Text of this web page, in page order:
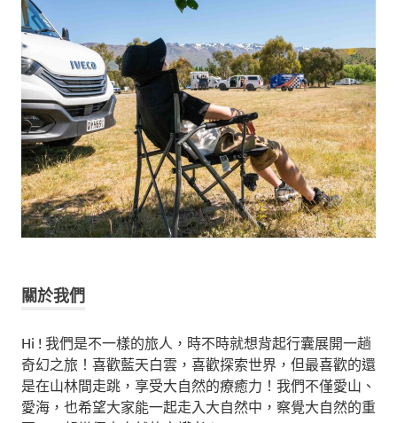
關於我們
Hi ! 我們是不一樣的旅人，時不時就想背起行囊展開一趟
奇幻之旅！喜歡藍天白雲，喜歡探索世界，但最喜歡的還
是在山林間走跳，享受大自然的療癒力！我們不僅愛山、
愛海，也希望大家能一起走入大自然中，察覺大自然的重